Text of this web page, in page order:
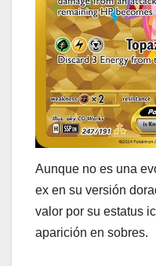
Aunque no es una
ex en su versión
valor por su estatus
aparición en sobres.